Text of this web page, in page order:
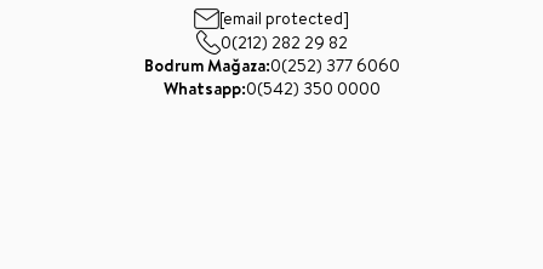
[email protected]
0(212) 282 29 82
Bodrum Mağaza:0(252) 377 6060
Whatsapp:0(542) 350 0000